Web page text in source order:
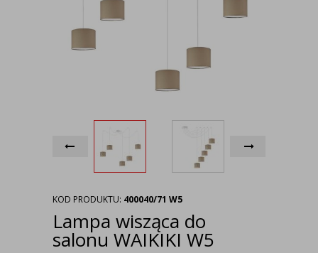
KOD PRODUKTU: 400040/71 W5
Lampa wisząca do
salonu WAIKIKI W5